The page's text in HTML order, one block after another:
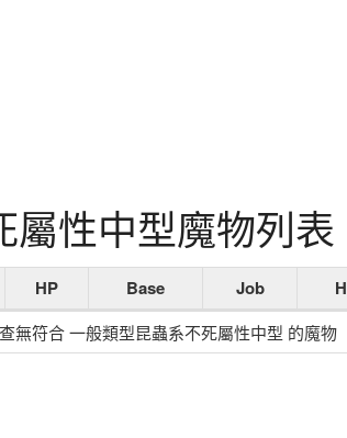
屬性中型魔物列表
HP Base Job
查無符合 一般類型昆蟲系不死屬性中型 的魔物